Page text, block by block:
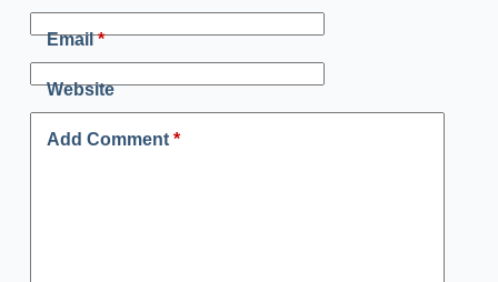
Email*
Website
Add Comment*